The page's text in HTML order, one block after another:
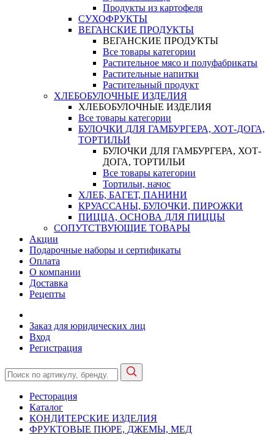
Продукты из картофеля
СУХОФРУКТЫ
ВЕГАНСКИЕ ПРОДУКТЫ
ВЕГАНСКИЕ ПРОДУКТЫ
Все товары категории
Растительное мясо и полуфабрикаты
Растительные напитки
Растительный продукт
ХЛЕБОБУЛОЧНЫЕ ИЗДЕЛИЯ
ХЛЕБОБУЛОЧНЫЕ ИЗДЕЛИЯ
Все товары категории
БУЛОЧКИ ДЛЯ ГАМБУРГЕРА, ХОТ-ДОГА,
ТОРТИЛЬИ
БУЛОЧКИ ДЛЯ ГАМБУРГЕРА, ХОТ-
ДОГА, ТОРТИЛЬИ
Все товары категории
Тортильи, начос
ХЛЕБ, БАГЕТ, ПАНИНИ
КРУАССАНЫ, БУЛОЧКИ, ПИРОЖКИ
ПИЦЦА, ОСНОВА ДЛЯ ПИЦЦЫ
СОПУТСТВУЮЩИЕ ТОВАРЫ
Акции
Подарочные наборы и сертификаты
Оплата
О компании
Доставка
Рецепты
Заказ для юридических лиц
Вход
Регистрация
Ресторация
Каталог
КОНДИТЕРСКИЕ ИЗДЕЛИЯ
ФРУКТОВЫЕ ПЮРЕ, ДЖЕМЫ, МЕД